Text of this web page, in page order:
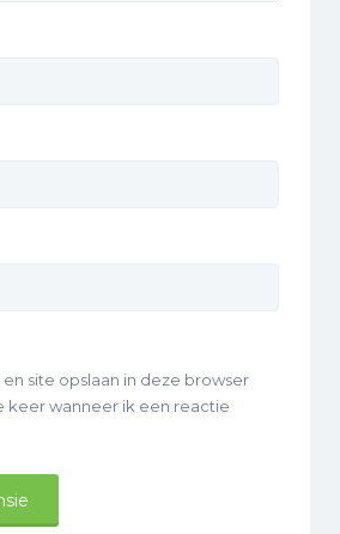
en site opslaan in deze browser
keer wanneer ik een reactie